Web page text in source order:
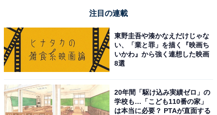
【あわせて買いたい】Ankerの人気商品5選
注目の連載
東野圭吾や湊かなえだけじゃな
い、「業と罪」を描く『映画ち
いかわ』から強く連想した映画
8選
20年間「駆け込み実績ゼロ」の
学校も…「こども110番の家」
は本当に必要？ PTAが直面する